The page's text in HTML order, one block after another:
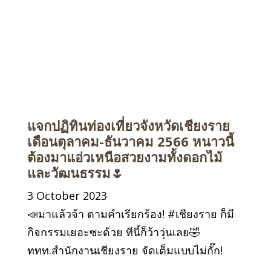
แจกปฏิทินท่องเที่ยวจังหวัดเชียงราย
เดือนตุลาคม-ธันวาคม 2566 หนาวนี้
ต้องมาแอ่วเหนือสวยงามทั้งดอกไม้
และวัฒนธรรม🌷
3 October 2023
📣มาแล้วจ้า ตามคำเรียกร้อง! #เชียงราย ก็มี
กิจกรรมเยอะซะด้วย ทีนี้ก็ว้าวุ่นเลย🤣
ททท.สำนักงานเชียงราย จัดเต็มแบบไม่กั๊ก!